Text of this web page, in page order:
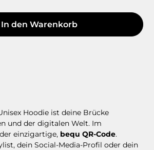
In den Warenkorb
Hoodie ist deine Brücke
und der digitalen Welt. Im
einzigartige, bequ QR-Code.
dein Social-Media-Profil oder dein